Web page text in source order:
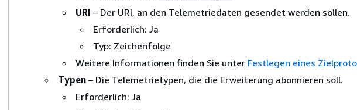
URI – Der URI, an den Telemetriedaten gesendet werden sollen.
Erforderlich: Ja
Typ: Zeichenfolge
Weitere Informationen finden Sie unter Festlegen eines
Typen – Die Telemetrietypen, die die Erweiterung abonnieren soll.
Erforderlich: Ja